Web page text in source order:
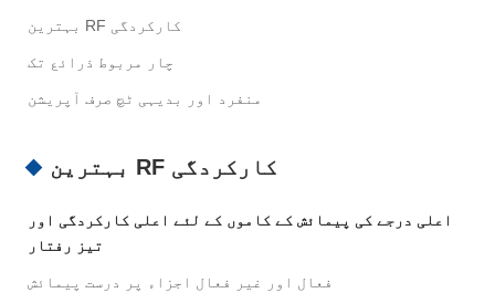
بہترین RF کارکردگی
چار مربوط ذرائع تک
منفرد اور بدیہی ٹچ صرف آپریشن
بہترین RF کارکردگی
اعلی درجے کی پیمائش کے کاموں کے لئے اعلی کارکردگی اور
تیز رفتار
فعال اور غیر فعال اجزاء پر درست پیمائش